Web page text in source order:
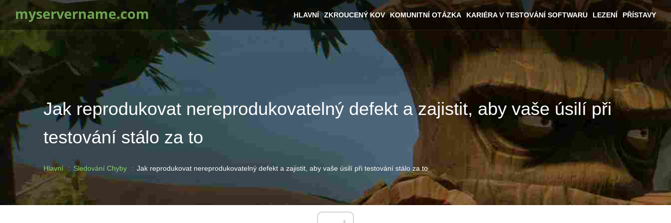
myservername.com HLAVNÍ ZKROUCENÝ KOV KOMUNITNÍ OTÁZKA KARIÉRA V TESTOVÁNÍ SOFTWARU LEZENÍ PŘÍSTAVY
Jak reprodukovat nereprodukovatelný defekt a zajistit, aby vaše úsilí při
testování stálo za to
Hlavní Sledování Chyby Jak reprodukovat nereprodukovatelný defekt a zajistit, aby vaše úsilí při testování stálo za to